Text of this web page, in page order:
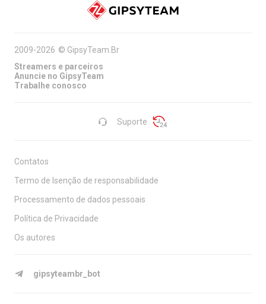
Suporte
2009-2026 © GipsyTeam.Br
Streamers e parceiros
Anuncie no GipsyTeam
Trabalhe conosco
Contatos
Termo de Isenção de responsabilidade
Processamento de dados pessoais
Política de Privacidade
Os autores
gipsyteambr_bot